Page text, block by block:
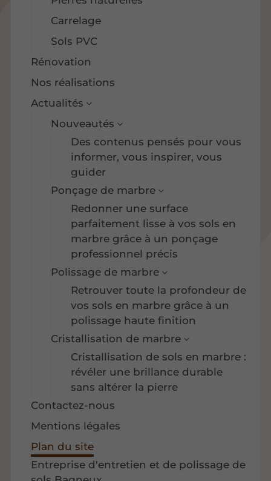
Carrelage
Sols PVC
Rénovation
Nos réalisations
Actualités
Nouveautés
Des contenus pensés pour vous
informer, vous inspirer, vous
guider
Ponçage de marbre
Redonner une surface
parfaitement lisse à vos sols en
marbre grâce à un ponçage
professionnel précis
Polissage de marbre
Retrouver toute la profondeur de
vos sols en marbre grâce à un
polissage haute finition
Cristallisation de marbre
Cristallisation de sols en marbre :
révéler une brillance durable
sans altérer la pierre
Contactez-nous
Mentions légales
Plan du site
Entreprise d'entretien et de polissage de